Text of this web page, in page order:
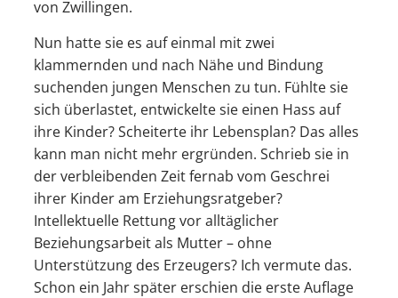
von Zwillingen.
Nun hatte sie es auf einmal mit zwei
klammernden und nach Nähe und Bindung
suchenden jungen Menschen zu tun. Fühlte sie
sich überlastet, entwickelte sie einen Hass auf
ihre Kinder? Scheiterte ihr Lebensplan? Das alles
kann man nicht mehr ergründen. Schrieb sie in
der verbleibenden Zeit fernab vom Geschrei
ihrer Kinder am Erziehungsratgeber?
Intellektuelle Rettung vor alltäglicher
Beziehungsarbeit als Mutter – ohne
Unterstützung des Erzeugers? Ich vermute das.
Schon ein Jahr später erschien die erste Auflage